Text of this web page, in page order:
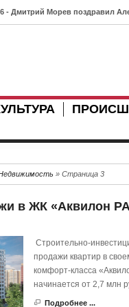
- Дмитрий Морев поздравил
- Ненецкий автономный округ
- Как преодолеть «северный
на конкурсе «Люди дела»
- В поселке Искателей (НАО)
- Рояль ансамбля школы № 49
новую жизнь
» Страница 3
в ЖК «Аквилон
Строительно-
продажи квартир в
комфорт-класса
начинается от 2,7 млн
Подробнее ...